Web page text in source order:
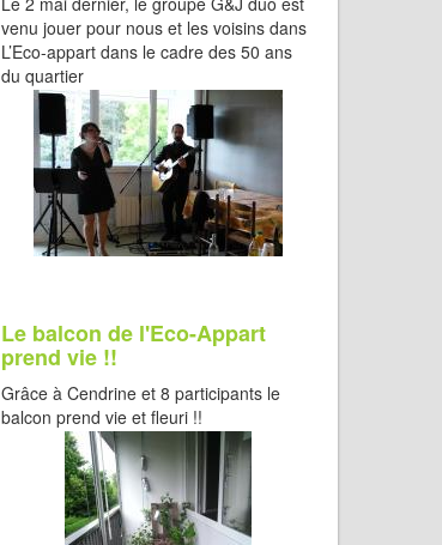
venu jouer pour nous et les voisins dans
L’Eco-appart dans le cadre des 50 ans
du quartier
Le balcon de l'Eco-Appart
prend vie !!
Grâce à Cendrine et 8 participants le
balcon prend vie et fleuri !!